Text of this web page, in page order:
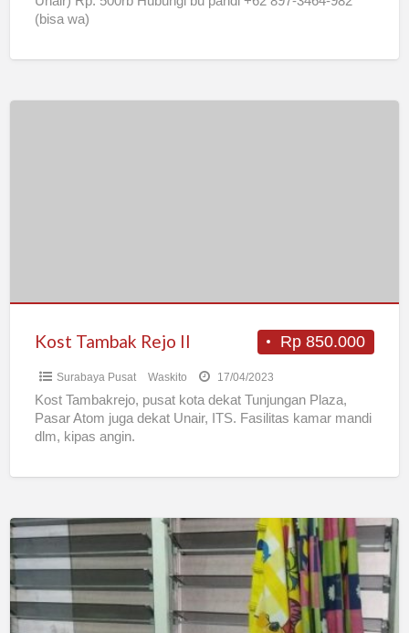
(bisa wa)
Rp 850.000
Kost Tambak Rejo II
Surabaya Pusat Waskito 17/04/2023
Kost Tambakrejo, pusat kota dekat Tunjungan Plaza,
Pasar Atom juga dekat Unair, ITS. Fasilitas kamar mandi
dlm, kipas angin.
Terima
Kost
Pria/Laki
Ngagel
Jaya